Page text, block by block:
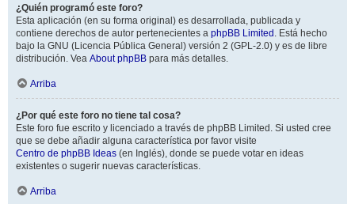
¿Quién programó este foro?
Esta aplicación (en su forma original) es desarrollada, publicada y
contiene derechos de autor pertenecientes a phpBB Limited . Está hecho
bajo la GNU (Licencia Pública General) versión 2 (GPL-2.0) y es de libre
distribución. Vea About phpBB para más detalles.
Arriba
¿Por qué este foro no tiene tal cosa?
Este foro fue escrito y licenciado a través de phpBB Limited. Si usted cree
que se debe añadir alguna característica por favor visite
Centro de phpBB Ideas (en Inglés), donde se puede votar en ideas
existentes o sugerir nuevas características.
Arriba